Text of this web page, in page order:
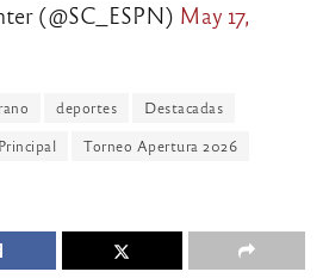
(@SC_ESPN) May 17,
deportes
Destacadas
Principal Torneo Apertura 2026